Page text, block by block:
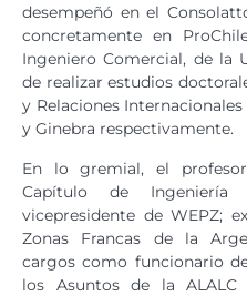
desempeñó en el
concretamente en
Ingeniero Comercial, de la
de realizar estudios
y Relaciones
y Ginebra respectivamente.
En lo gremial, el
Capítulo de
vicepresidente de WEPZ;
Zonas Francas de la
cargos como funcionario
los Asuntos de la